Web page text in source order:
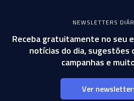
NEWSLETTERS
Receba gratuitamente no seu
notícias do dia, sugestões
campanhas e
Ver